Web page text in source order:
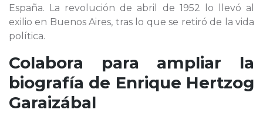
España. La revolución de abril de 1952 lo llevó al
exilio en Buenos Aires, tras lo que se retiró de la vida
política.
Colabora para ampliar la
biografía de Enrique Hertzog
Garaizábal